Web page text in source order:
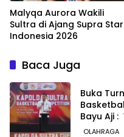
Malyqa Aurora Wakili
Sultra di Ajang Supra
Indonesia 2026
Baca Juga
Buka
Bayu Aji
OLAHRAGA